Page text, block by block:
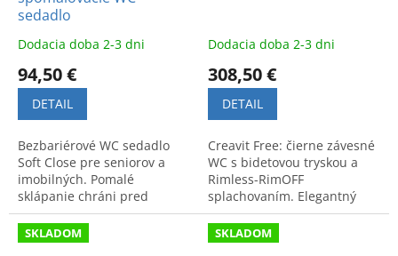
sedadlo
Dodacia doba 2-3 dni
94,50 €
DETAIL
Bezbariérové WC sedadlo
Soft Close pre seniorov a
imobilných. Pomalé
sklápanie chráni pred
úrazmi a hlukom. Zaisťuje
komfort a bezpečnosť v
kúpeľni.
Dodacia doba 2-3 dni
308,50 €
DETAIL
Creavit Free: čierne závesné
WC s bidetovou tryskou a
Rimless-RimOFF
splachovaním. Elegantný
dizajn a maximálna hygiena
pre modernú kúpeľňu.
SKLADOM SKLADOM